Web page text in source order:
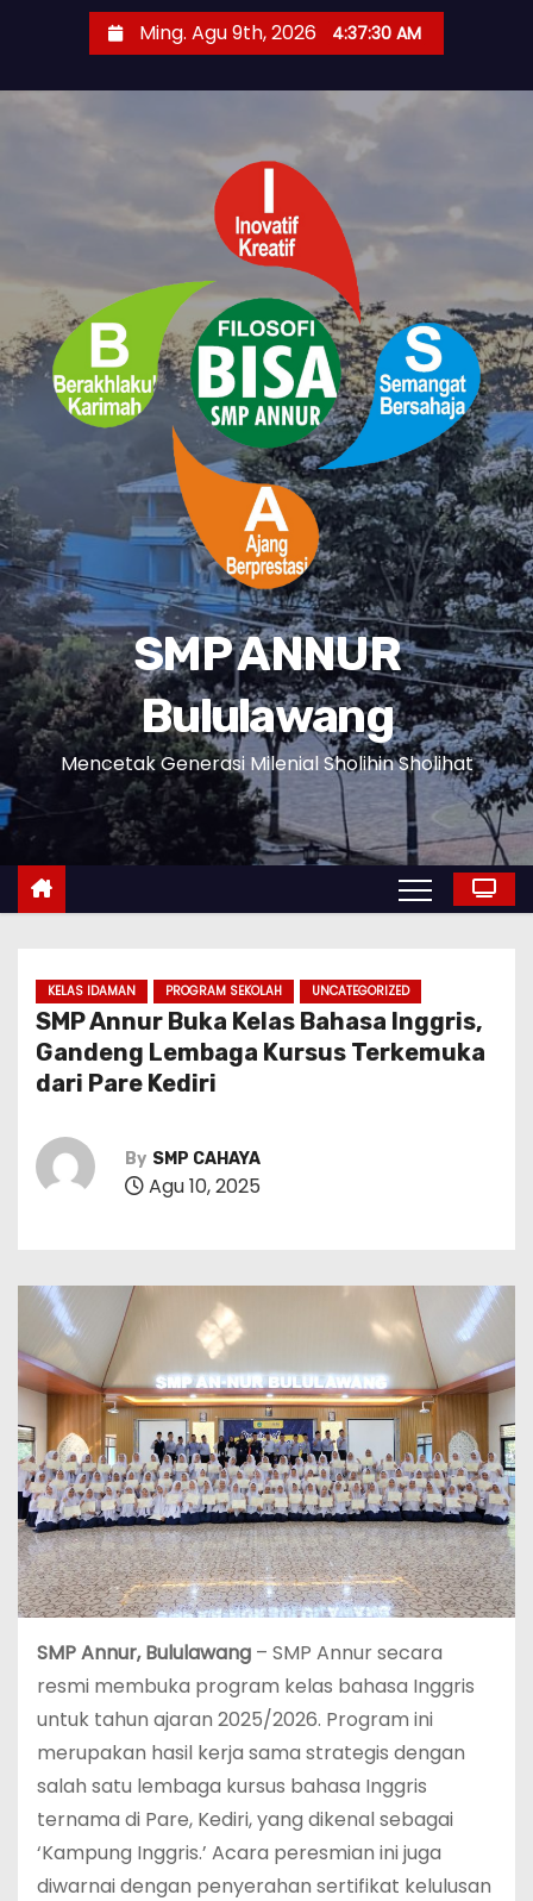
n
e
n
Ming. Agu 9th, 2026 4:37:31 AM
SMP ANNUR
Bululawang
Mencetak Generasi Milenial Sholihin Sholihat
KELAS IDAMAN PROGRAM SEKOLAH UNCATEGORIZED
SMP Annur Buka Kelas Bahasa Inggris,
Gandeng Lembaga Kursus Terkemuka
dari Pare Kediri
By SMP CAHAYA
Agu 10, 2025
SMP Annur, Bululawang – SMP Annur secara
resmi membuka program kelas bahasa Inggris
untuk tahun ajaran 2025/2026. Program ini
merupakan hasil kerja sama strategis dengan
salah satu lembaga kursus bahasa Inggris
ternama di Pare, Kediri, yang dikenal sebagai
‘Kampung Inggris.’ Acara peresmian ini juga
diwarnai dengan penyerahan sertifikat kelulusan